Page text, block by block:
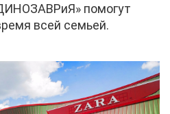
по­мо­гут
всей се­мьей.